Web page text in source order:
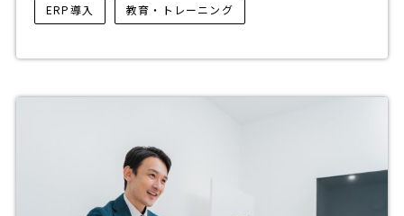
ERP導入 教育・トレーニング